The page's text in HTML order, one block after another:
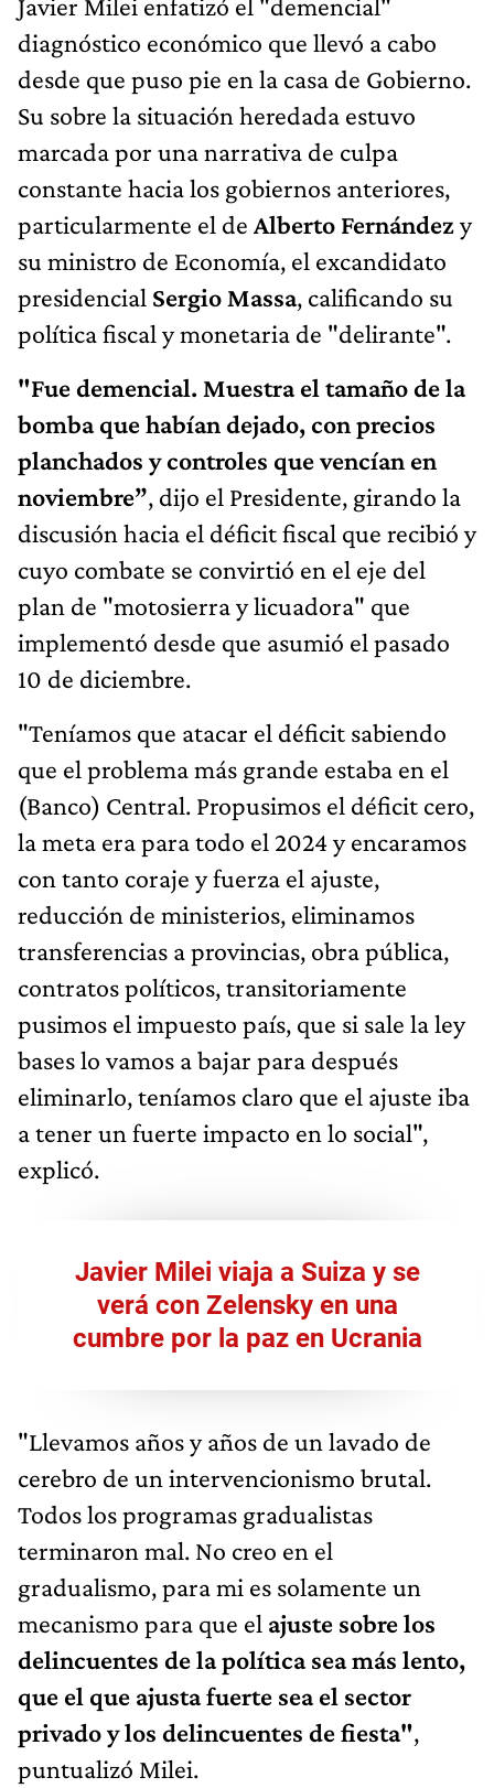
Javier Milei enfatizó el "demencial"
diagnóstico económico que llevó a cabo
desde que puso pie en la casa de Gobierno.
Su sobre la situación heredada estuvo
marcada por una narrativa de culpa
constante hacia los gobiernos anteriores,
particularmente el de Alberto Fernándezy
su ministro de Economía, el excandidato
presidencial Sergio Massa, calificando su
política fiscal y monetaria de "delirante".
"Fue demencial. Muestra el tamaño de la
bomba que habían dejado, con precios
planchados y controles que vencían en
noviembre”, dijo el Presidente, girando la
discusión hacia el déficit fiscal que recibió y
cuyo combate se convirtió en el eje del
plan de "motosierra y licuadora" que
implementó desde que asumió el pasado
10 de diciembre.
"Teníamos que atacar el déficit sabiendo
que el problema más grande estaba en el
(Banco) Central. Propusimos el déficit cero,
la meta era para todo el 2024 y encaramos
con tanto coraje y fuerza el ajuste,
reducción de ministerios, eliminamos
transferencias a provincias, obra pública,
contratos políticos, transitoriamente
pusimos el impuesto país, que si sale la ley
bases lo vamos a bajar para después
eliminarlo, teníamos claro que el ajuste iba
a tener un fuerte impacto en lo social",
explicó.
Javier Milei viaja a Suiza y se
verá con Zelensky en una
cumbre por la paz en Ucrania
"Llevamos años y años de un lavado de
cerebro de un intervencionismo brutal.
Todos los programas gradualistas
terminaron mal. No creo en el
gradualismo, para mi es solamente un
mecanismo para que el ajuste sobre los
delincuentes de la política sea más lento,
que el que ajusta fuerte sea el sector
privado y los delincuentes de fiesta",
puntualizó Milei.